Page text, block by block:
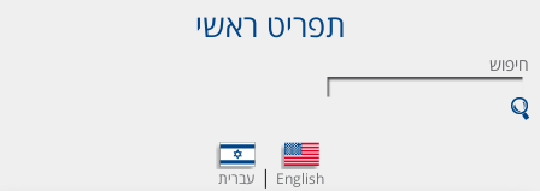
תפריט ראשי
חיפוש
English
| עברית